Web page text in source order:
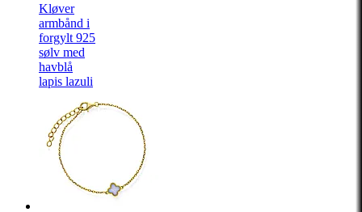
Kløver
armbånd i
forgylt 925
sølv med
havblå
lapis lazuli